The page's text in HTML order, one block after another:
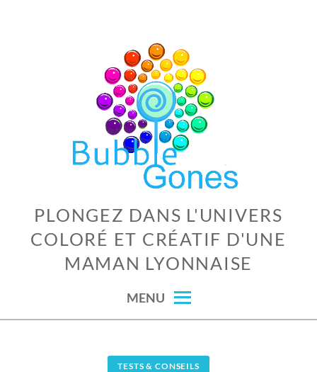
PLONGEZ DANS L'UNIVERS
COLORÉ ET CRÉATIF D'UNE
MAMAN LYONNAISE
MENU
TESTS & CONSEILS